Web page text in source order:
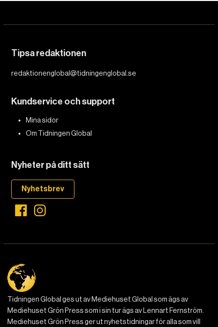
Tipsa redaktionen
redaktionenglobal@tidningenglobal.se
Kundservice och support
Mina sidor
Om Tidningen Global
Nyheter på ditt sätt
Nyhetsbrev
Tidningen Global ges ut av Mediehuset Global som ägs av
Mediehuset Grön Press som i sin tur ägs av Lennart Fernström.
Mediehuset Grön Press ger ut nyhetstidningar för alla som vill